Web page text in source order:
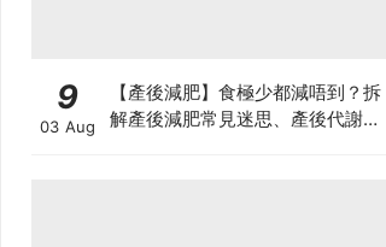
9
03 Aug
【產後減肥】食極少都減唔到？拆
解產後減肥常見迷思、產後代謝、